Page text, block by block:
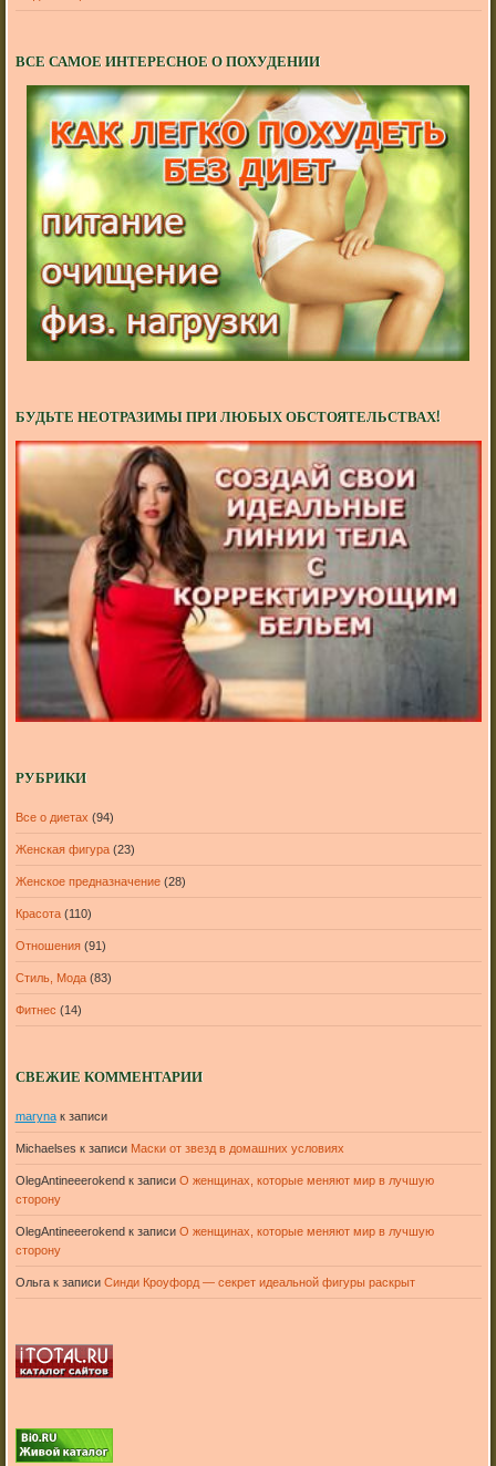
ВСЕ САМОЕ ИНТЕРЕСНОЕ О ПОХУДЕНИИ
БУДЬТЕ НЕОТРАЗИМЫ ПРИ ЛЮБЫХ ОБСТОЯТЕЛЬСТВАХ!
РУБРИКИ
Все о диетах (94)
Женская фигура(23)
Женское предназначение(28)
Красота(110)
Отношения(91)
Стиль, Мода(83)
Фитнес (14)
СВЕЖИЕ КОММЕНТАРИИ
marynaк записи
Michaelses к записи Маски от звезд в домашних условиях
OlegAntineeerokendк записи О женщинах, которые меняют мир в лучшую
сторону
OlegAntineeerokendк записи О женщинах, которые меняют мир в лучшую
сторону
Ольгак записи Синди Кроуфорд — секрет идеальной фигуры раскрыт